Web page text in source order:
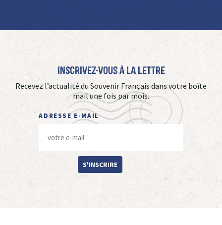
Inscrivez-vous à La Lettre
Recevez l’actualité du Souvenir Français dans votre boîte
mail une fois par mois.
ADRESSE E-MAIL
S'INSCRIRE